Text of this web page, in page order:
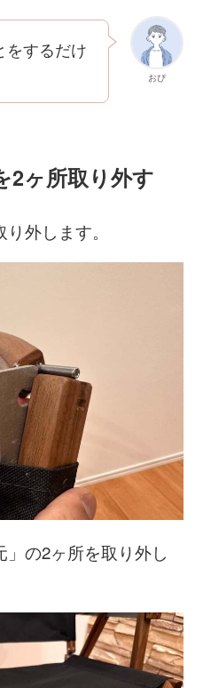
おぴ
をするだけ
2ヶ所取り外す
外します。
」の2ヶ所を取り外し